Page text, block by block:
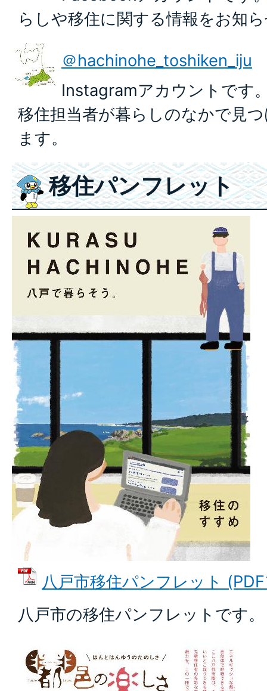
らしや移住に関する情報をお知
＠hachinohe_toshiken_iju
Instagramアカウントです
移住担当者が暮らしのなかで見
ます。
移住パンフレット
八戸市移住パンフレット
八戸市の移住パンフレットです。